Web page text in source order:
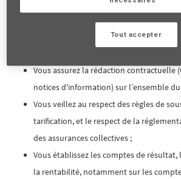
Vous répondez aux appels d’offres :
l’analyse du risque et du cahier des
tarification, la rédaction de la réponse et
Vous assurez la rédaction contractuelle
notices d'information) sur l’ensemble
Vous veillez au respect des règles de
tarification, et le respect de la
des assurances collectives ;
Vous établissez les comptes de résultat,
la rentabilité, notamment sur les
Tout accepter